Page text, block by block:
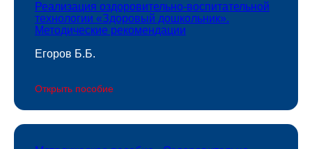
Реализация оздоровительно-воспитательной
технологии «Здоровый дошкольник».
Методические рекомендации
Егоров Б.Б.
Открыть пособие